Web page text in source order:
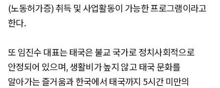
(노동허가증) 취득 및 사업활동이 가능한 프로그램이라고
한다.
또 임진수 대표는 태국은 불교 국가로 정치사회적으로
안정되어 있으며, 생활비가 높지 않고 태국 문화를
알아가는 즐거움과 한국에서 태국까지 5시간 미만의